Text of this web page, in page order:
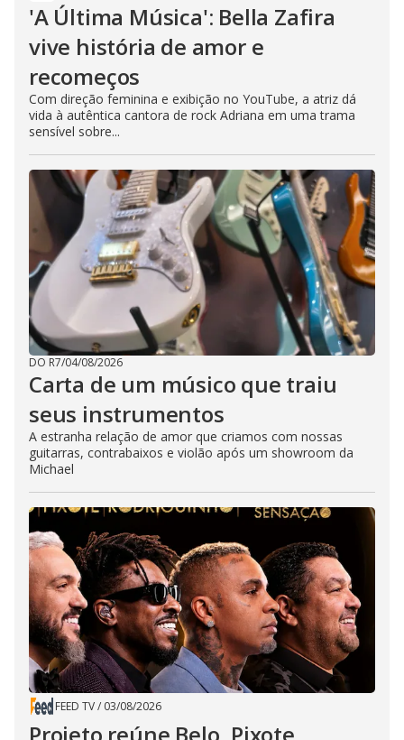
'A Última Música': Bella Zafira
vive história de amor e
recomeços
Com direção feminina e exibição no YouTube, a atriz dá
vida à autêntica cantora de rock Adriana em uma trama
sensível sobre...
DO R7/04/08/2026
Carta de um músico que traiu
seus instrumentos
A estranha relação de amor que criamos com nossas
guitarras, contrabaixos e violão após um showroom da
Michael
FEED TV/ 03/08/2026
Projeto reúne Belo, Pixote,